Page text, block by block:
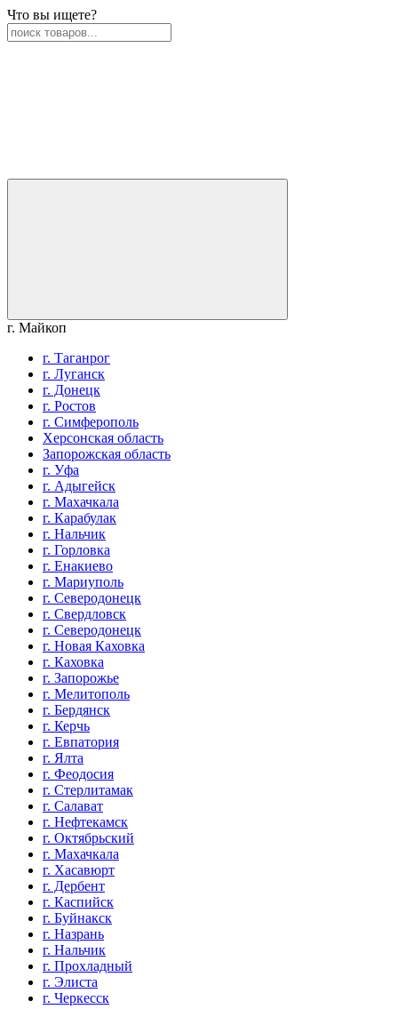
Что вы ищете?
г. Майкоп
г. Таганрог
г. Луганск
г. Донецк
г. Ростов
г. Симферополь
Херсонская область
Запорожская область
г. Уфа
г. Адыгейск
г. Махачкала
г. Карабулак
г. Нальчик
г. Горловка
г. Енакиево
г. Мариуполь
г. Северодонецк
г. Свердловск
г. Северодонецк
г. Новая Каховка
г. Каховка
г. Запорожье
г. Мелитополь
г. Бердянск
г. Керчь
г. Евпатория
г. Ялта
г. Феодосия
г. Стерлитамак
г. Салават
г. Нефтекамск
г. Октябрьский
г. Махачкала
г. Хасавюрт
г. Дербент
г. Каспийск
г. Буйнакск
г. Назрань
г. Нальчик
г. Прохладный
г. Элиста
г. Черкесск